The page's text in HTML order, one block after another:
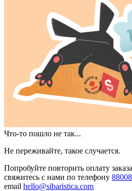
Что-то пошло не так...
Не переживайте, такое случается.
Попробуйте повторить оплату
свяжитесь с нами по телефону
email hello@sibaristica.com